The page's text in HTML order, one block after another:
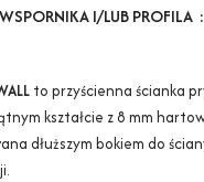
I/LUB PROFILA
to przyścienna ścianka
kształcie z 8 mm
dłuższym bokiem do